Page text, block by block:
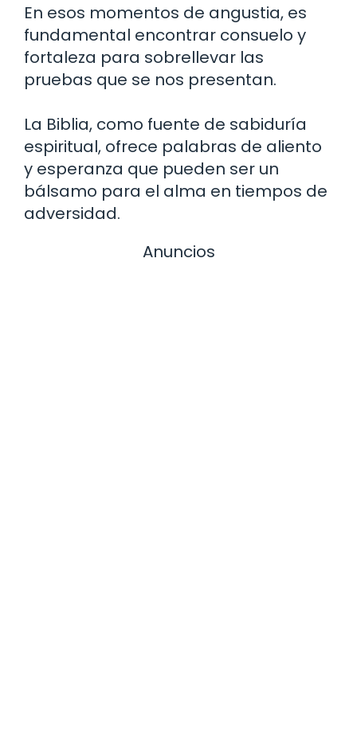
En esos momentos de angustia, es
fundamental encontrar consuelo y
fortaleza para sobrellevar las
pruebas que se nos presentan.
La Biblia, como fuente de sabiduría
espiritual, ofrece palabras de aliento
y esperanza que pueden ser un
bálsamo para el alma en tiempos de
adversidad.
Anuncios